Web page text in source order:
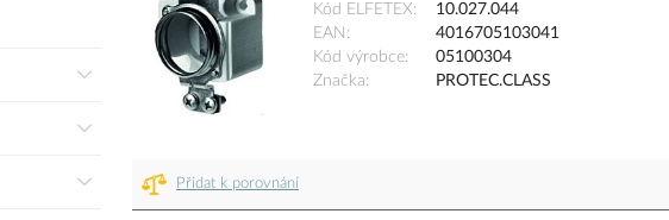
Kód ELFETEX
10.027.044
EAN
4016705103041
Kód výrobce
05100304
Značka
PROTEC.CLASS
Přidat k porovnání